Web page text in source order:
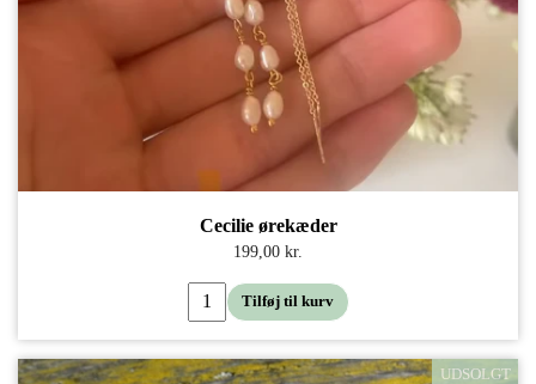
Cecilie ørekæder
199,00 kr.
Tilføj til kurv
UDSOLGT